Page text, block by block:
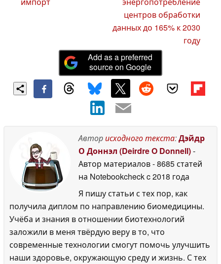
центров обработки
данных до 165% к 2030
году
Add as a preferred
source on Google
Авторисходного текста:Дэйдр
О Доннэл (Deirdre O Donnell)-
Автор материалов- 8685 статей
на Notebookcheckc 2018 года
Я пишу статьи с тех пор, как
получила диплом по направлению биомедицины.
Учёба и знания в отношении биотехнологий
заложили в меня твёрдую веру в то, что
современные технологии смогут помочь улучшить
наши здоровье, окружающую среду и жизнь. С тех